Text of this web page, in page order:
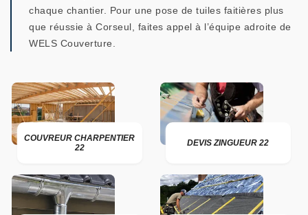
chaque chantier. Pour une pose de tuiles faitières plus
que réussie à Corseul, faites appel à l’équipe adroite de
WELS Couverture.
COUVREUR CHARPENTIER
22
DEVIS ZINGUEUR 22